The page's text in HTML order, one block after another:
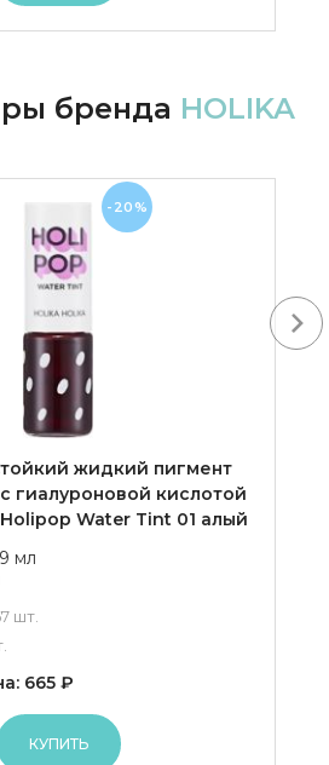
бренда HOLIKA
жидкий пигмент
гиалуроновой кислотой
Water Tint 01 алый
9 мл
шт.
665 ₽
КУПИТЬ
-20%